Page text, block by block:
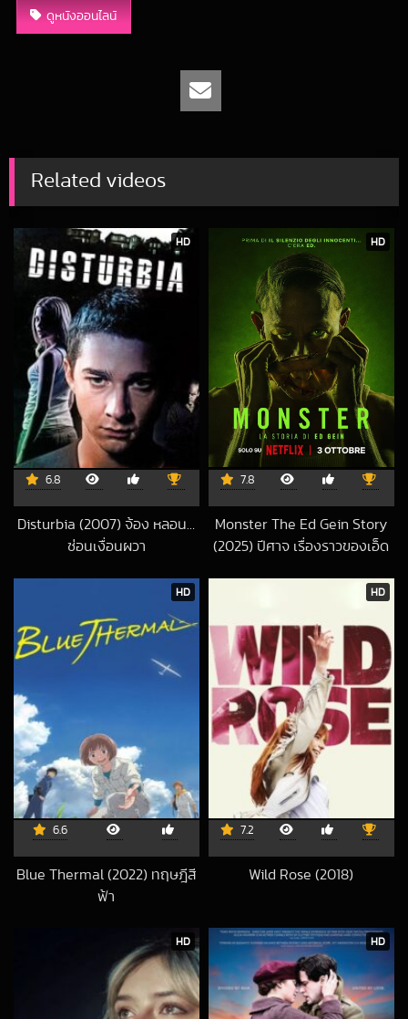
ดูหนังออนไลน์
Related videos
HD
6.8
Disturbia (2007) จ้อง หลอน…
ซ่อนเงื่อนผวา
HD
7.8
Monster The Ed Gein Story
(2025) ปีศาจ เรื่องราวของเอ็ด
2025-10-07 UTC
HD
6.6
Blue Thermal (2022) ทฤษฎีสี
ฟ้า
HD
7.2
Wild Rose (2018)
HD HD